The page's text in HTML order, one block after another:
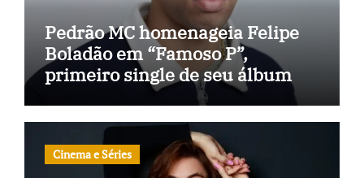
Pedrão MC homenageia Felipe
Boladão em “Famoso P”,
primeiro single de seu álbum
Cinema e Séries